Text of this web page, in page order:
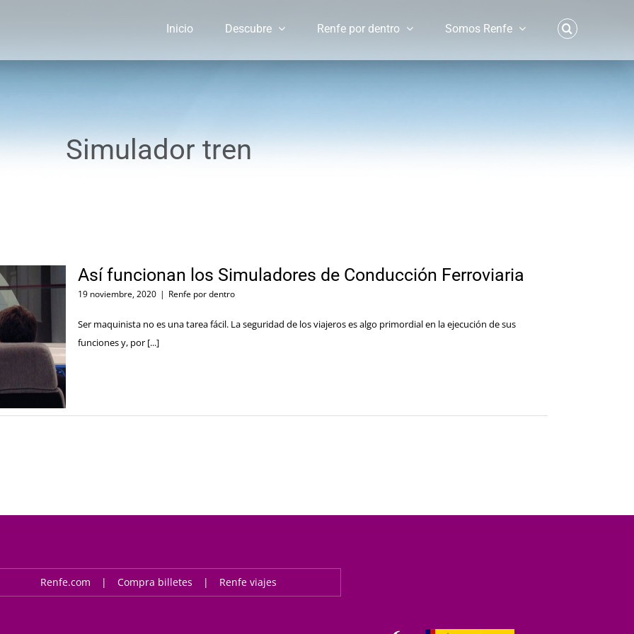
Inicio Descubre Renfe por dentro Somos Renfe
Simulador tren
Así funcionan los Simuladores de Conducción Ferroviaria
19 noviembre, 2020 | Renfe por dentro
Ser maquinista no es una tarea fácil. La seguridad de los viajeros es algo primordial en la ejecución de sus
funciones y, por [...]
Renfe.com Compra billetes Renfe viajes